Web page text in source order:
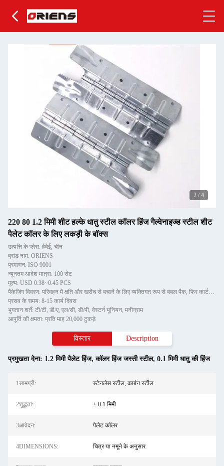
2 /4
220 80 1.2 मिमी शीट हल्के धातु स्टील कॉलर हिंज गैल्वेनाइज्ड स्टील शीट
पैलेट कॉलर के लिए लकड़ी के बॉक्स
उत्पत्ति के प्लेस: हेबेई, चीन
ब्रांड नाम: ORIENS
प्रमाणन: ISO 9001
न्यूनतम आदेश मात्रा: 100 सेट
मूल्य: USD 0.38~0.45 PCS
पैकेजिंग विवरण: परिवहन में क्षति और खरोंच से बचाने के लिए व्यक्तिगत रूप से बबल पैक, फिर कार्टन में
प्रसव के समय: 8-15 कार्य दिवस
भुगतान शर्तें: टी/टी, डी/ए, एल/सी, डी/पी, वेस्टर्न यूनियन, मनीग्राम
आपूर्ति की क्षमता: प्रति माह 20,000 टुकड़े
विस्तार Description
प्रमुखता देना: 1.2 मिमी पैलेट हिंज,कॉलर हिंज जस्ती स्टील, 0.1 मिमी धातु की हिंज
1सामग्री: स्टेनलेस स्टील, कार्बन स्टील
2शुद्धता: ± 0.1 मिमी
3आवेदन: पैलेट कॉलर
4DIMENSIONS: चित्र या नमूने के अनुसार